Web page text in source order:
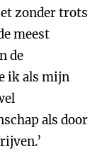
zonder trots
meest
de
ik als mijn
als door